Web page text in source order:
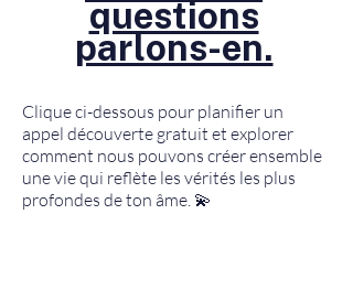
questions
parlons-en.
Clique ci-dessous pour planifier un
appel découverte gratuit et explorer
comment nous pouvons créer ensemble
une vie qui reflète les vérités les plus
profondes de ton âme. 💫